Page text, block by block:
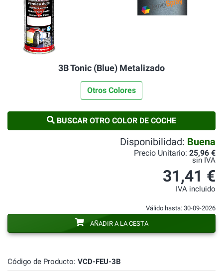
3B Tonic (Blue) Metalizado
Otros Colores
BUSCAR OTRO COLOR DE COCHE
Código de Producto: VCD-FEU-3B
Disponibilidad: Buena
Precio Unitario: 25,96 €
sin IVA
31,41 €
IVA incluido
Válido hasta: 30-09-2026
AÑADIR A LA CESTA